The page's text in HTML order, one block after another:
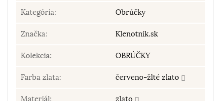
Kategória: Obrúčky
Značka: Klenotnik.sk
Kolekcia: OBRÚČKY
Farba zlata: červeno-žlté zlato
Materiál: zlato